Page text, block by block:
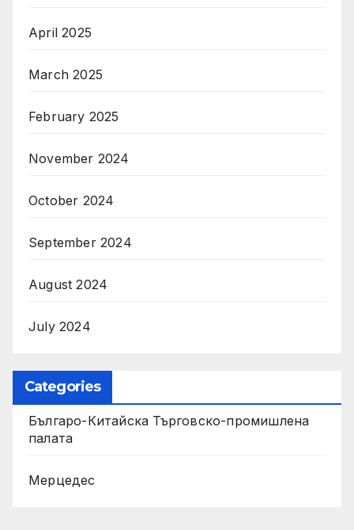
April 2025
March 2025
February 2025
November 2024
October 2024
September 2024
August 2024
July 2024
Categories
Българо-Китайска Търговско-промишлена
палaта
Мерцедес